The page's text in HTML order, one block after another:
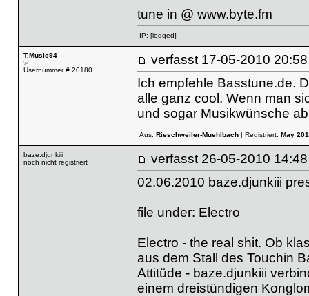
tune in @ www.byte.fm
IP: [logged]
T.Music94
Usernummer # 20180
verfasst 17-05-2010
Ich empfehle Basstune.de.
alle ganz cool. Wenn man
und sogar Musikwünsche
Aus: Rieschweiler-Muehlbach| Registriert: May
baze.djunkiii
noch nicht registriert
verfasst 26-05-2010
02.06.2010 baze.djunkiii
file under: Electro
Electro - the real shit. Ob
aus dem Stall des Touchin
Attitüde - baze.djunkiii
einem dreistündigen